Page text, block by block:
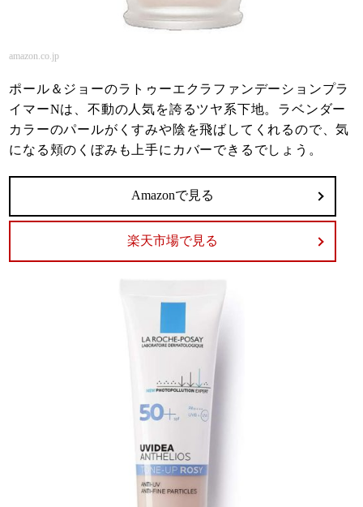
amazon.co.jp
ポール＆ジョーのラトゥーエクラファンデーションプラ
イマーNは、不動の人気を誇るツヤ系下地。ラベンダー
カラーのパールがくすみや陰を飛ばしてくれるので、気
になる頬のくぼみも上手にカバーできるでしょう。
Amazonで見る
楽天市場で見る